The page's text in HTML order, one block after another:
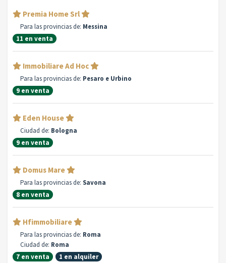
Premia Home Srl
Para las provincias de: Messina
11 en venta
Immobiliare Ad Hoc
Para las provincias de: Pesaro e Urbino
9 en venta
Eden House
Ciudad de: Bologna
9 en venta
Domus Mare
Para las provincias de: Savona
8 en venta
Hfimmobiliare
Para las provincias de: Roma
Ciudad de: Roma
7 en venta
1 en alquiler